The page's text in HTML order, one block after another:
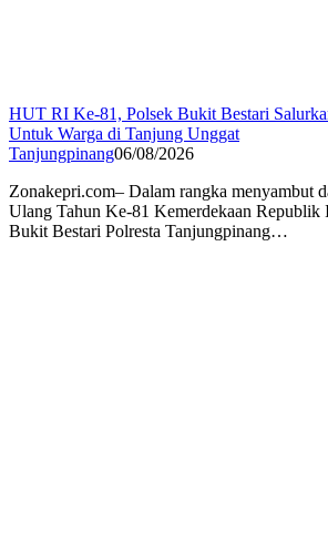
HUT RI Ke-81, Polsek Bukit Bestari
Untuk Warga di Tanjung Unggat
Tanjungpinang06/08/2026
Zonakepri.com– Dalam rangka menyambut
Ulang Tahun Ke-81 Kemerdekaan Republik
Bukit Bestari Polresta Tanjungpinang…